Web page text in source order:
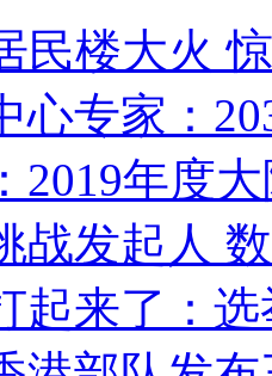
民楼大火
心专家：
2019年度
战发起人
起来了：